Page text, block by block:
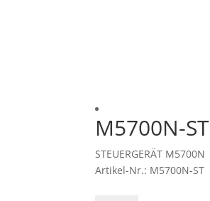
M5700N-ST
STEUERGERÄT M5700N
Artikel-Nr.: M5700N-ST